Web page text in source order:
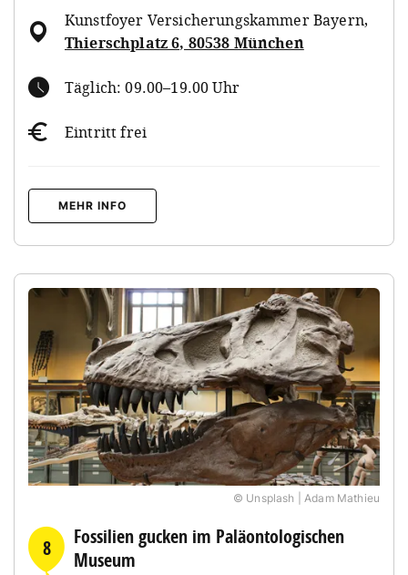
Kunstfoyer Versicherungskammer Bayern,
Thierschplatz 6, 80538 München
Täglich: 09.00–19.00 Uhr
Eintritt frei
MEHR INFO
© Unsplash | Adam Mathieu
8
Fossilien gucken im Paläontologischen
Museum